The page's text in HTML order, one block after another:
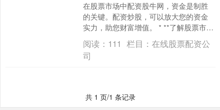
在股票市场中配资股牛网，资金是制胜
的关键。配资炒股，可以放大您的资金
实力，助您财富增值。 * **了解股票市
场：**了解股票市场如何运作，包括股票
交易所和不同类....
阅读： 111 栏目：在线股票配资公
司
共 1 页/1 条记录